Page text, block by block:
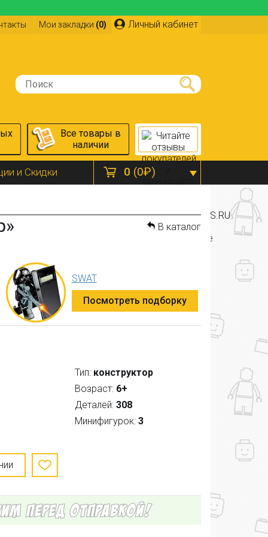
Личный кабинет
Мои закладки (0)
0 (0₽)
Все товары в
наличии
и Скидки
В каталог
SWAT
Посмотреть подборку
Тип: конструктор
Возраст: 6+
Деталей: 308
Минифигурок: 3